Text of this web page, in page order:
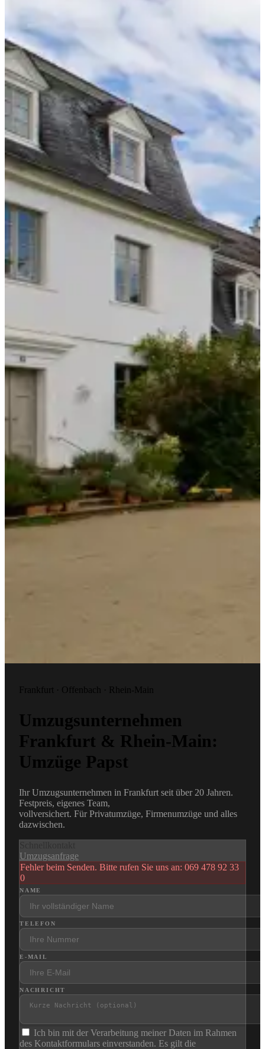
Frankfurt · Offenbach · Rhein-Main
Umzugsunternehmen
Frankfurt & Rhein-Main:
Umzüge Papst
Ihr Umzugsunternehmen in Frankfurt seit über 20 Jahren.
Festpreis, eigenes Team,
vollversichert. Für Privatumzüge, Firmenumzüge und alles
dazwischen.
Umzugsanfrage
Fehler beim Senden. Bitte rufen Sie uns an: 069 478 92 33
0
NAME
TELEFON
E-MAIL
NACHRICHT
Ich bin mit der Verarbeitung meiner Daten im Rahmen
des Kontaktformulars einverstanden. Es gilt die